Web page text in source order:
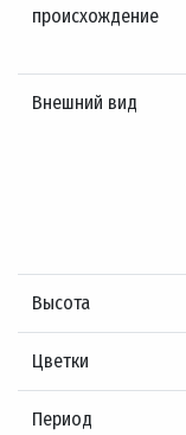
происхождение
Внешний вид
Высота
Цветки
Период